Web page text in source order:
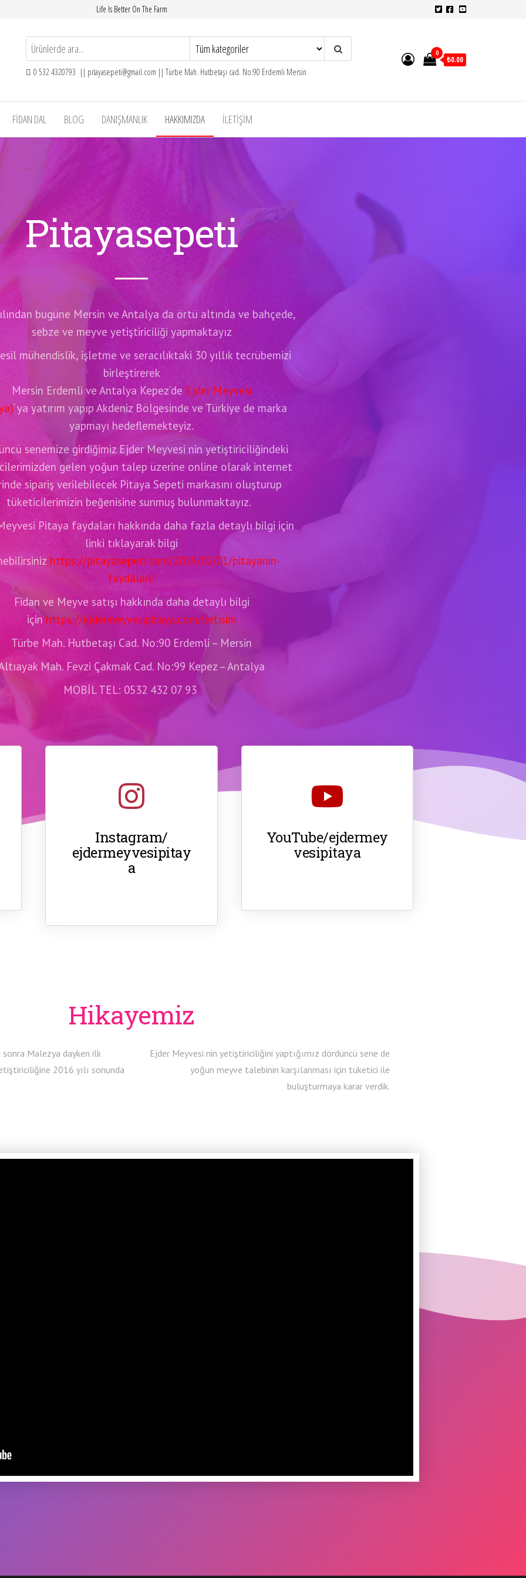
Life Is Better On The Farm
0 532 4320793 || pitayasepeti@gmail.com || Türbe Mah. Hutbetaşı cad. No:90 Erdemli Mersin
0
₺0.00
FIDAN DAL BLOG DANIŞMANLIK HAKKIMIZDA İLETIŞIM
Pitayasepeti
bugüne Mersin ve Antalya da örtü altında ve bahçede,
sebze ve meyve yetiştiriciliği yapmaktayız
mühendislik, işletme ve seracılıktaki 30 yıllık tecrübemizi
birleştirerek
Mersin Erdemli ve Antalya Kepez’de Ejder Meyvesi
‘ ya yatırım yapıp Akdeniz Bölgesinde ve Türkiye de marka
yapmayı hedeflemekteyiz.
senemize girdiğimiz Ejder Meyvesi nin yetiştiriciliğindeki
gelen yoğun talep üzerine online olarak internet
sipariş verilebilecek Pitaya Sepeti markasını oluşturup
tüketicilerimizin beğenisine sunmuş bulunmaktayız.
Pitaya faydaları hakkında daha fazla detaylı bilgi için
linki tıklayarak bilgi
https://pitayasepeti.com/2019/02/01/pitayanin-
faydalari/
Fidan ve Meyve satışı hakkında daha detaylı bilgi
için https://ejdermeyvesipitaya.com/iletisim
Türbe Mah. Hutbetaşı Cad. No:90 Erdemli – Mersin
Mah. Fevzi Çakmak Cad. No:99 Kepez – Antalya
MOBİL TEL: 0532 432 07 93
Instagram/
ejdermeyvesipitay
a
YouTube/ejdermey
vesipitaya
Hikayemiz
Malezya dayken ilk
2016 yılı sonunda
Ejder Meyvesi nin yetiştiriciliğini yaptığımız dördüncü sene de
yoğun meyve talebinin karşılanması için tüketici ile
buluşturmaya karar verdik.